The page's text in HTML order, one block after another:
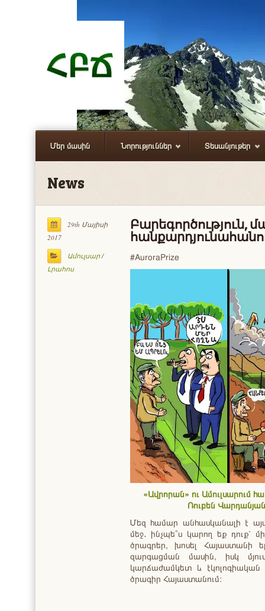
Մեր մասին Նորություններ Տեսանյութեր
News
29th Մայիսի
2017
Ամուլսար/
Լրահոս
Բարեգործություն,
#AuroraPrize
«Ավրորան» ու Ամուլսարում
Ռուբեն
Մեզ համար անհասկանալի է այս
մեջ․ ինչպե՞ս կարող եք դուք՝
ծրագրեր, խոսել Հայաստանի
զարգացման մասին, իսկ
կարճաժամկետ և
ծրագիր Հայաստանում: